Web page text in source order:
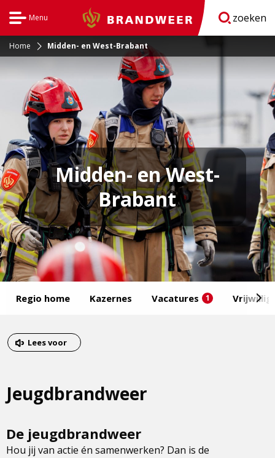
Menu Brandweer zoeken
Home Midden- en West-Brabant
Midden- en West-
Brabant
van
menu
Regio home Kazernes Vacatures 1
van
het
Dit
externe
Lees voor
Jeugdbrandweer
De jeugdbrandweer
Hou jij van actie én samenwerken? Dan is de